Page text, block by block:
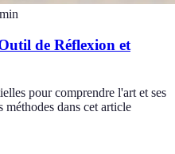
min
de Réflexion et
pour comprendre l'art et ses
dans cet article